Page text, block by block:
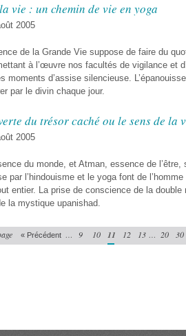
vie : un chemin de vie en yoga
2005
de la Grande Vie suppose de faire du
à l’œuvre nos facultés de vigilance et
moments d’assise silencieuse.
par le divin chaque jour.
du trésor caché ou le sens de la
2005
du monde, et Atman, essence de
par l’hindouisme et le yoga font de
entier. La prise de conscience de la double
la mystique upanishad.
« Précédent … 9 10 11 12 13 … 20 30